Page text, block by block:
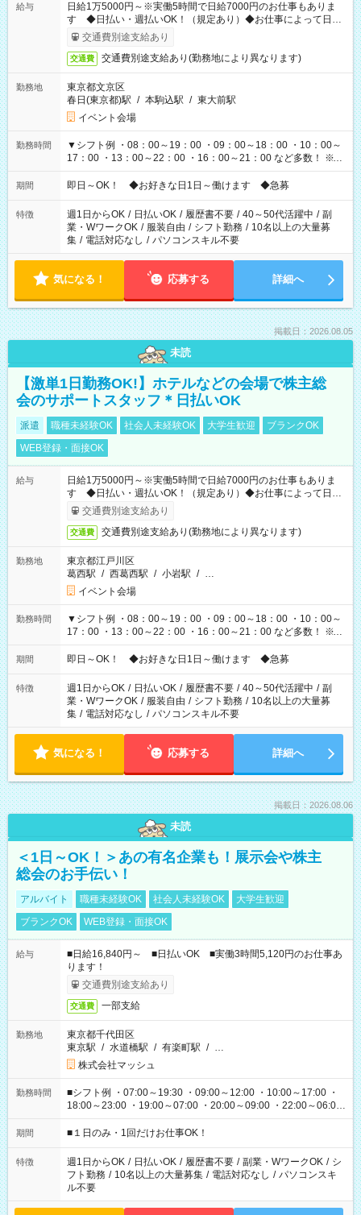
給与
日給1万5000円～※実働5時間で日給7000円のお仕事もありま
す ◆日払い・週払いOK！（規定あり）◆お仕事によって日給
も異なります
交通費別途支給あり
交通費 交通費別途支給あり(勤務地により異なります)
勤務地
東京都文京区
春日(東京都)駅 / 本駒込駅 / 東大前駅
イベント会場
勤務時間
▼シフト例 ・08：00～19：00 ・09：00～18：00 ・10：00～
17：00 ・13：00～22：00 ・16：00～21：00 など多数！ ※お
仕事により勤務時間が異なります
期間 即日～OK！ ◆お好きな日1日～働けます ◆急募
特徴 週1日からOK / 日払いOK / 履歴書不要 / 40～50代活躍中 / 副
業・WワークOK / 服装自由 / シフト勤務 / 10名以上の大量募
集 / 電話対応なし / パソコンスキル不要
気になる！ 応募する 詳細へ
掲載日：2026.08.05
未読
【激単1日勤務OK!】ホテルなどの会場で株主総
会のサポートスタッフ＊日払いOK
派遣 職種未経験OK 社会人未経験OK 大学生歓迎
ブランクOK
WEB登録・面接OK
給与
日給1万5000円～※実働5時間で日給7000円のお仕事もありま
す ◆日払い・週払いOK！（規定あり）◆お仕事によって日給
も異なります
交通費別途支給あり
交通費 交通費別途支給あり(勤務地により異なります)
勤務地
東京都江戸川区
葛西駅 / 西葛西駅 / 小岩駅 / …
イベント会場
勤務時間
▼シフト例 ・08：00～19：00 ・09：00～18：00 ・10：00～
17：00 ・13：00～22：00 ・16：00～21：00 など多数！ ※お
仕事により勤務時間が異なります
期間 即日～OK！ ◆お好きな日1日～働けます ◆急募
特徴 週1日からOK / 日払いOK / 履歴書不要 / 40～50代活躍中 / 副
業・WワークOK / 服装自由 / シフト勤務 / 10名以上の大量募
集 / 電話対応なし / パソコンスキル不要
気になる！ 応募する 詳細へ
掲載日：2026.08.06
未読
＜1日～OK！＞あの有名企業も！展示会や株主
総会のお手伝い！
アルバイト 職種未経験OK 社会人未経験OK
大学生歓迎
ブランクOK
WEB登録・面接OK
給与
■日給16,840円～ ■日払いOK ■実働3時間5,120円のお仕事あ
ります！
交通費別途支給あり
交通費 一部支給
勤務地
東京都千代田区
東京駅 / 水道橋駅 / 有楽町駅 / …
株式会社マッシュ
勤務時間
■シフト例 ・07:00～19:30 ・09:00～12:00 ・10:00～17:00 ・
18:00～23:00 ・19:00～07:00 ・20:00～09:00 ・22:00～06:00
etc ★最短で3時間で5,120円のお仕事から 15時間で2万円近く稼
げるお仕事も！ ご希望のお時間に合わせてご紹介！ ※シフトは
ください！
期間 ■１日のみ・1回だけお仕事OK！
特徴 週1日からOK / 日払いOK / 履歴書不要 / 副業・WワークOK / シ
フト勤務 / 10名以上の大量募集 / 電話対応なし / パソコンスキ
ル不要